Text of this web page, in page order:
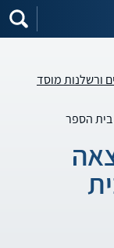
ורשלנות מוסד
הספר